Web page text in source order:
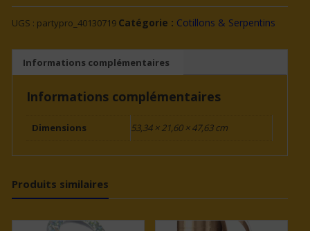
KIT
5
UGS : partypro_40130719 Catégorie : Cotillons & Serpentins
Informations complémentaires
Informations complémentaires
Dimensions 53,34 × 21,60 × 47,63 cm
Produits similaires